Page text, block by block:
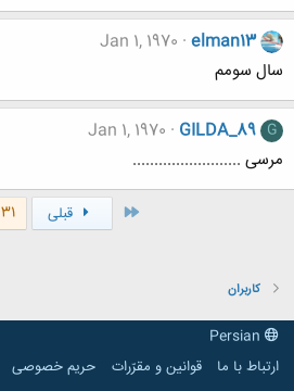
elman13
Jan 1, 1970
سال سومم
G
GILDA_89
Jan 1, 1970
مرسی .........................
اول قبلی 31 از 31
کاربران
ارتباط با ما
قوانین و مقرّرات حریم خصوصی